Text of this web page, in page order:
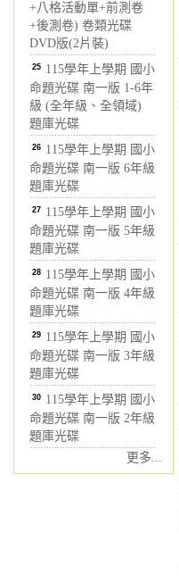
+八格活動單+前測卷
+後測卷) 卷類光碟
DVD版(2片裝)
25 115學年上學期 國小
命題光碟 南一版 1-6年
級 (全年級、全領域)
題庫光碟
26 115學年上學期 國小
命題光碟 南一版 6年級
題庫光碟
27 115學年上學期 國小
命題光碟 南一版 5年級
題庫光碟
28 115學年上學期 國小
命題光碟 南一版 4年級
題庫光碟
29 115學年上學期 國小
命題光碟 南一版 3年級
題庫光碟
30 115學年上學期 國小
命題光碟 南一版 2年級
題庫光碟
更多...